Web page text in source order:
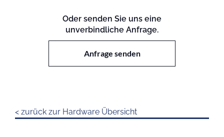
Oder senden Sie uns eine
unverbindliche Anfrage.
Anfrage senden
< zurück zur Hardware Übersicht